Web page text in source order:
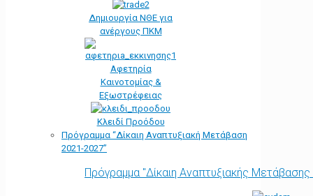
Δημιουργία ΝΘΕ για
ανέργους ΠΚΜ
Αφετηρία
Kαινοτομίας &
Εξωστρέφειας
Κλειδί Προόδου
Πρόγραμμα “Δίκαιη Αναπτυξιακή Μετάβαση
2021-2027”
Πρόγραμμα "Δίκαιη Αναπτυξιακής